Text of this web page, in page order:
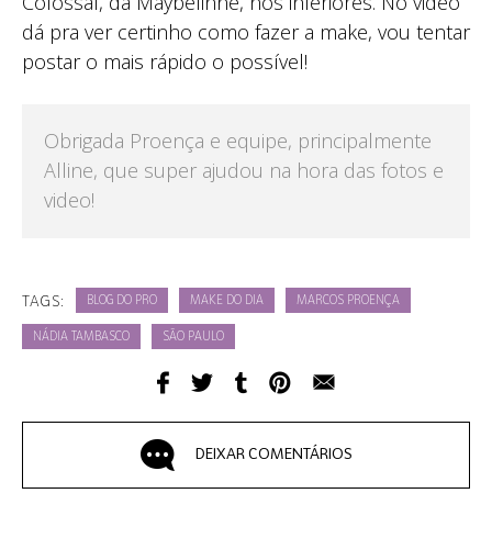
dá pra ver certinho como fazer a make, vou tentar
postar o mais rápido o possível!
Obrigada Proença e equipe, principalmente
Alline, que super ajudou na hora das fotos e
video!
TAGS: BLOG DO PRO MAKE DO DIA MARCOS PROENÇA
NÁDIA TAMBASCO SÃO PAULO
DEIXAR COMENTÁRIOS